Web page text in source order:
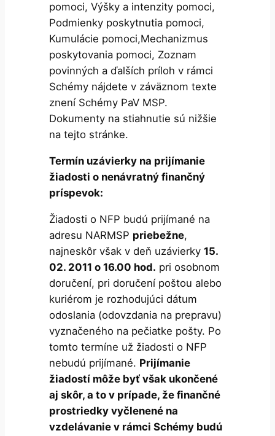
pomoci, Výšky a intenzity pomoci,
Podmienky poskytnutia pomoci,
Kumulácie pomoci,Mechanizmus
poskytovania pomoci, Zoznam
povinných a ďalších príloh v rámci
Schémy nájdete v záväznom texte
znení Schémy PaV MSP.
Dokumenty na stiahnutie sú nižšie
na tejto stránke.
Termín uzávierky na prijímanie
žiadosti o nenávratný finančný
príspevok:
Žiadosti o NFP budú prijímané na
adresu NARMSP priebežne,
najneskôr však v deň uzávierky 15.
02. 2011 o 16.00 hod. pri osobnom
doručení, pri doručení poštou alebo
kuriérom je rozhodujúci dátum
odoslania (odovzdania na prepravu)
vyznačeného na pečiatke pošty. Po
tomto termíne už žiadosti o NFP
nebudú prijímané. Prijímanie
žiadostí môže byť však ukončené
aj skôr, a to v prípade, že finančné
prostriedky vyčlenené na
vzdelávanie v rámci Schémy budú